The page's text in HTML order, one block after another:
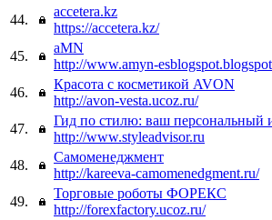
44.
accetera.kz
https://accetera.kz/
45.
aMN
http://www.amyn-
46.
Красота с косметикой AVON
http://avon-vesta.ucoz.ru/
47.
Гид по стилю: ваш персональный
http://www.styleadvisor.ru
48.
Самоменеджмент
http://kareeva-camomenedgment.ru/
49.
Торговые роботы ФОРЕКС
http://forexfactory.ucoz.ru/